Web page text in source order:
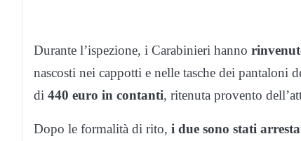
Durante l’ispezione, i Carabinieri hanno
nascosti nei cappotti e nelle tasche dei pantaloni
di 440 euro in contanti, ritenuta provento
Dopo le formalità di rito, i due sono stati